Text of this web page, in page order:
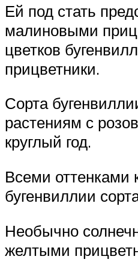
Ей под стать
малиновыми
цветков
прицветники.
Сорта
растениям с
круглый год.
Всеми оттенками
бугенвиллии
Необычно
желтыми